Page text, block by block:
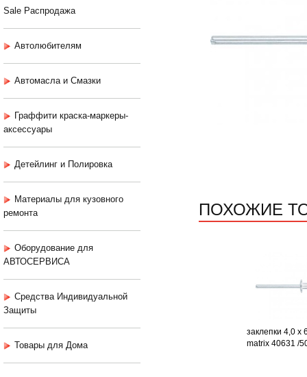
Sale Распродажа
Автолюбителям
Автомасла и Смазки
Граффити краска-маркеры-
аксессуары
Детейлинг и Полировка
Материалы для кузовного
ремонта
Оборудование для
АВТОСЕРВИСА
Средства Индивидуальной
Защиты
Товары для Дома
ПОХОЖИЕ
заклепки 4,0 х
matrix 40631 /